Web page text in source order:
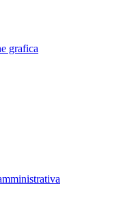
grafica